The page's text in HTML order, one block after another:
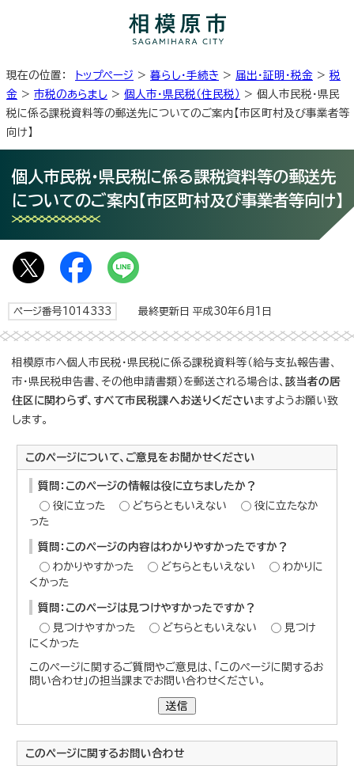
現在の位置： トップページ > 暮らし・手続き > 届出・証明・税金 > 税
金 > 市税のあらまし > 個人市・県民税（住民税） > 個人市民税・県民
税に係る課税資料等の郵送先についてのご案内【市区町村及び事業者等
向け】
個人市民税・県民税に係る課税資料等の郵送先
についてのご案内【市区町村及び事業者等向け】
ページ番号1014333 最終更新日 平成30年6月1日
相模原市へ個人市民税・県民税に係る課税資料等（給与支払報告書、
市・県民税申告書、その他申請書類）を郵送される場合は、 該当者の居
住区に関わらず、すべて市民税課へお送りくださいますようお願い致
します。
このページについて、ご意見をお聞かせください
質問：このページの情報は役に立ちましたか？
役に立った
どちらともいえない
役に立たなか
った
質問：このページの内容はわかりやすかったですか？
わかりやすかった
どちらともいえない
わかりに
くかった
質問：このページは見つけやすかったですか？
見つけやすかった
どちらともいえない
見つけ
にくかった
このページに関するご質問やご意見は、「このページに関するお
問い合わせ」の担当課までお問い合わせください。
送信
このページに関するお問い合わせ